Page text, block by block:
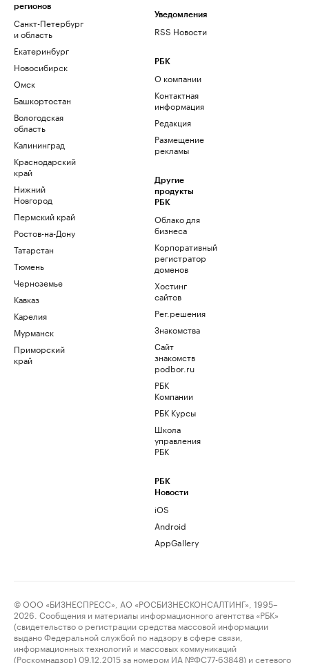
регионов
Санкт-Петербург
и область
Екатеринбург
Новосибирск
Омск
Башкортостан
Вологодская
область
Калининград
Краснодарский
край
Нижний
Новгород
Пермский край
Ростов-на-Дону
Татарстан
Тюмень
Черноземье
Кавказ
Карелия
Мурманск
Приморский
край
Уведомления
RSS Новости
РБК
О компании
Контактная
информация
Редакция
Размещение
рекламы
Другие
продукты
РБК
Облако для
бизнеса
Корпоративный
регистратор
доменов
Хостинг
сайтов
Рег.решения
Знакомства
Сайт
знакомств
podbor.ru
РБК
Компании
РБК Курсы
Школа
управления
РБК
РБК
Новости
iOS
Android
AppGallery
© ООО «БИЗНЕСПРЕСС», АО «РОСБИЗНЕСКОНСАЛТИНГ», 1995–
2026. Сообщения и материалы информационного агентства «РБК»
(свидетельство о регистрации средства массовой информации
выдано Федеральной службой по надзору в сфере связи,
информационных технологий и массовых коммуникаций
(Роскомнадзор) 09.12.2015 за номером ИА №ФС77-63848) и сетевого